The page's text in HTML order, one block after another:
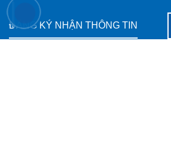
ĐĂNG KÝ NHẬN THÔNG TIN